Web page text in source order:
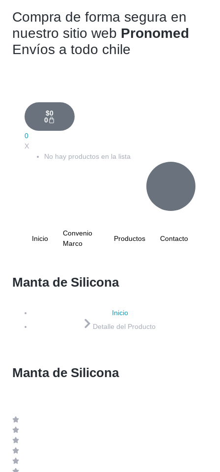
Compra de forma segura en
nuestro sitio web Pronomed
Envíos a todo chile
$0
0
0
X
No hay productos en la lista
Inicio
Convenio
Marco
Productos Contacto
Manta de Silicona
Inicio
Detalle del Producto
Manta de Silicona